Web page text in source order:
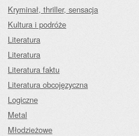
Kryminał, thriller, sensacja
Kultura i podróże
Literatura
Literatura
Literatura faktu
Literatura obcojęzyczna
Logiczne
Metal
Młodzieżowe